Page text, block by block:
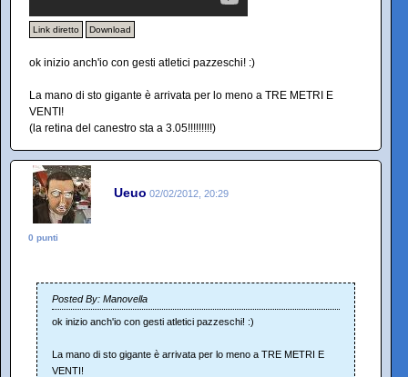
Link diretto Download
ok inizio anch'io con gesti atletici pazzeschi! :)
La mano di sto gigante è arrivata per lo meno a TRE METRI E
VENTI!
(la retina del canestro sta a 3.05!!!!!!!!!)
Ueuo 02/02/2012, 20:29
0 punti
Posted By: Manovella
ok inizio anch'io con gesti atletici pazzeschi! :)
La mano di sto gigante è arrivata per lo meno a TRE METRI E
VENTI!